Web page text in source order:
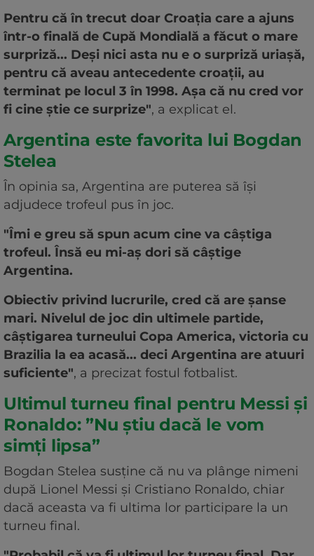
Pentru că în trecut doar Croaţia care a ajuns
într-o finală de Cupă Mondială a făcut o mare
surpriză... Deşi nici asta nu e o surpriză uriaşă,
pentru că aveau antecedente croaţii, au
terminat pe locul 3 în 1998. Aşa că nu cred vor
fi cine ştie ce surprize", a explicat el.
Argentina este favorita lui Bogdan
Stelea
În opinia sa, Argentina are puterea să îşi
adjudece trofeul pus în joc.
"Îmi e greu să spun acum cine va câştiga
trofeul. Însă eu mi-aş dori să câştige
Argentina.
Obiectiv privind lucrurile, cred că are şanse
mari. Nivelul de joc din ultimele partide,
câştigarea turneului Copa America, victoria cu
Brazilia la ea acasă... deci Argentina are atuuri
suficiente", a precizat fostul fotbalist.
Ultimul turneu final pentru Messi și
Ronaldo: ”Nu ştiu dacă le vom
simţi lipsa”
Bogdan Stelea susţine că nu va plânge nimeni
după Lionel Messi şi Cristiano Ronaldo, chiar
dacă aceasta va fi ultima lor participare la un
turneu final.